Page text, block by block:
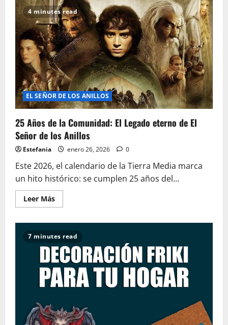
para
principiantes:
cómo
empezar
sin
liarte
4 minutes read
EL SEÑOR DE LOS ANILLOS
25 Años de la Comunidad: El Legado eterno de El
Señor de los Anillos
Estefania enero 26, 2026 0
Este 2026, el calendario de la Tierra Media marca
un hito histórico: se cumplen 25 años del...
Leer MásLeer
más
Años
de
la
Comunidad:
El
Legado
eterno
de
de
los
Anillos
7 minutes read